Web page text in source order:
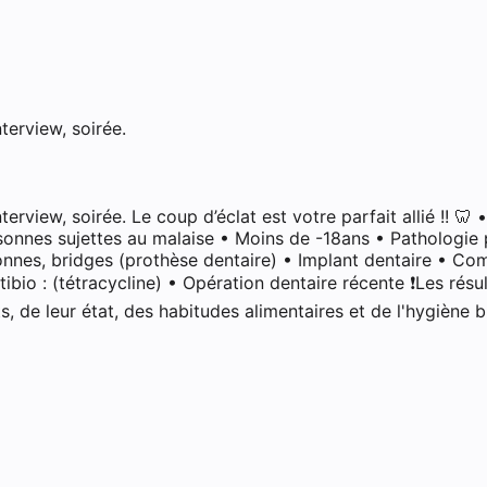
soirée.
soirée. Le coup d’éclat est votre parfait allié !! 🦷 •
sujettes au malaise • Moins de -18ans •
bridges (prothèse dentaire) • Implant dentaire •
: (tétracycline) • Opération dentaire récente ❗️Les
de leur état, des habitudes alimentaires et de l'hygiène